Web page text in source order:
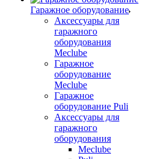
Гаражное оборудование
Аксессуары для
гаражного
оборудования
Meclube
Гаражное
оборудование
Meclube
Гаражное
оборудование Puli
Аксессуары для
гаражного
оборудования
Meclube